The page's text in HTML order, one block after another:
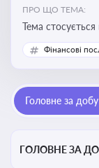
ПРО ЩО ТЕМА:
Тема стосується
складання
національних і
Фінансові
Головне за
ГОЛОВНЕ ЗА